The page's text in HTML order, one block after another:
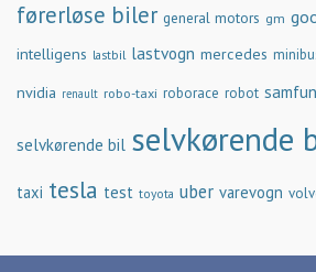
førerløse biler general motors gm
intelligens lastbil lastvogn mercedes
nvidia renault robo-taxi roborace robot
selvkørende bil selvkørende
taxi tesla test toyota uber varevogn